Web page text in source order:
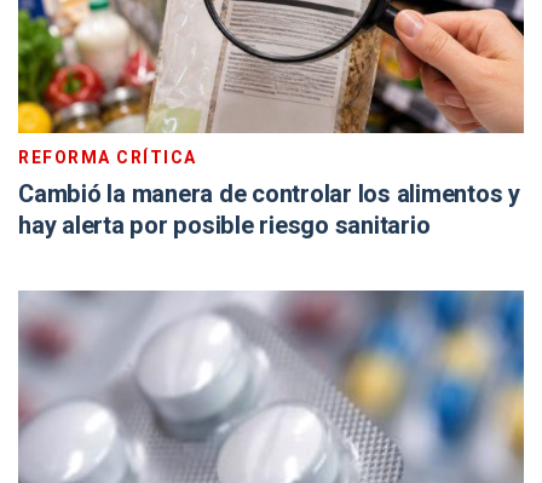
REFORMA CRÍTICA
Cambió la manera de controlar los alimentos y
hay alerta por posible riesgo sanitario